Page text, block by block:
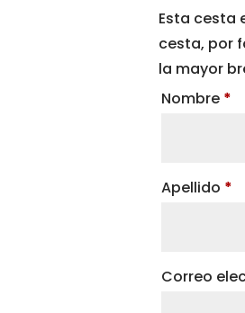
Esta cesta
cesta, por
la mayor
Nombre *
Apellido *
Correo